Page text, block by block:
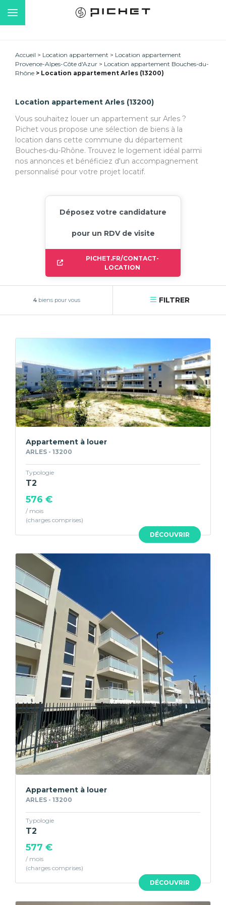
Accueil Location appartement
Location appartement
Provence-Alpes-Côte d'Azur
Location appartement Bouches-du-
Rhône
Location appartement Arles (13200)
Location appartement Arles (13200)
Vous souhaitez louer un appartement sur Arles ?
Pichet vous propose une sélection de biens à la
location dans cette commune du département
Bouches-du-Rhône. Trouvez le logement idéal parmi
nos annonces et bénéficiez d'un accompagnement
personnalisé pour votre projet locatif.
Déposez votre candidature
pour un RDV de visite
PICHET.FR/CONTACT-
LOCATION
4biens pour vous FILTRER
DÉCOUVRIR
Appartement à louer
ARLES - 13200
Typologie
T2
576 €
/ mois
DÉCOUVRIR
Appartement à louer
ARLES - 13200
Typologie
T2
577 €
/ mois